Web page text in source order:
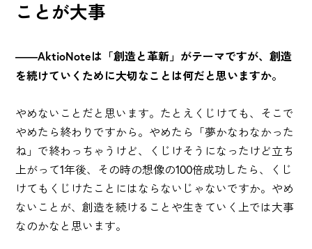
ことが大事
――AktioNoteは「創造と革新」がテーマですが、創造
を続けていくために大切なことは何だと思いますか。
やめないことだと思います。たとえくじけても、そこで
やめたら終わりですから。やめたら「夢かなわなかった
ね」で終わっちゃうけど、くじけそうになったけど立ち
上がって1年後、その時の想像の100倍成功したら、くじ
けてもくじけたことにはならないじゃないですか。やめ
ないことが、創造を続けることや生きていく上では大事
なのかなと思います。